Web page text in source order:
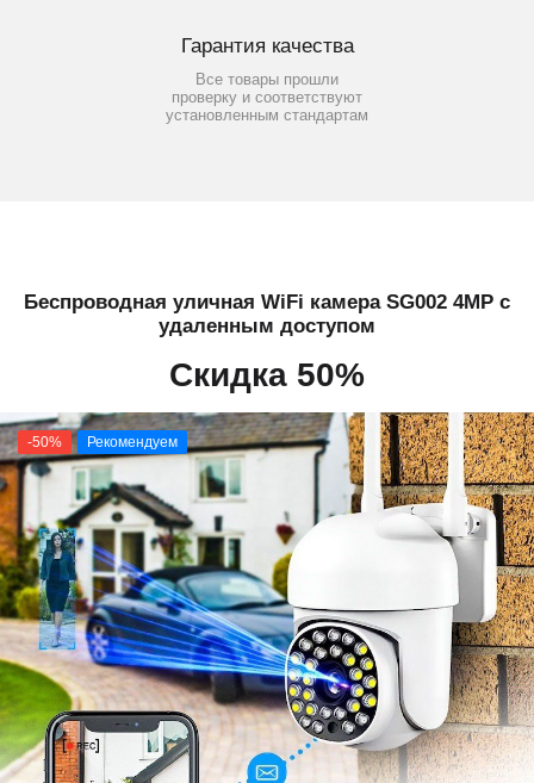
Гарантия качества
Все товары прошли
проверку и соответствуют
установленным стандартам
Беспроводная уличная WiFi камера SG002 4MP с
удаленным доступом
Скидка 50%
-50% Рекомендуем